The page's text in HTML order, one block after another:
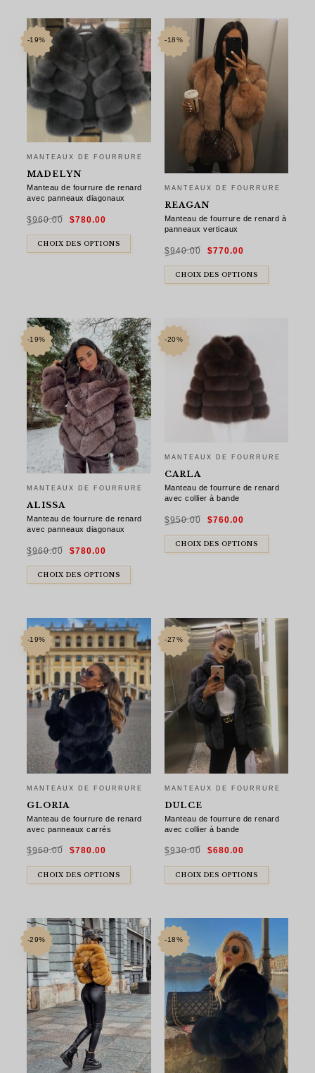
-19%
MANTEAUX DE FOURRURE
MADELYN
Manteau de fourrure de renard
avec panneaux diagonaux
$960.00
Le
prix
était :
$960.00.
$780.00
est :
$780.00.
CHOIX DES OPTIONS
-18%
MANTEAUX DE FOURRURE
REAGAN
Manteau de fourrure de renard à
panneaux verticaux
$940.00
Le
prix
était :
$940.00.
$770.00prix
est :
$770.00.
CHOIX DES OPTIONS
-19%
MANTEAUX DE FOURRURE
ALISSA
Manteau de fourrure de renard
avec panneaux diagonaux
$960.00
Le
prix
était :
$960.00.
$780.00
est :
$780.00.
CHOIX DES OPTIONS
-20%
MANTEAUX DE FOURRURE
CARLA
Manteau de fourrure de renard
avec collier à bande
$950.00 prix
était :
$950.00.
$760.00prix
est :
$760.00.
CHOIX DES OPTIONS
-19%
MANTEAUX DE FOURRURE
GLORIA
Manteau de fourrure de renard
avec panneaux carrés
$960.00
Le
prix
était :
$960.00.
$780.00
est :
$780.00.
CHOIX DES OPTIONS
-27%
MANTEAUX DE FOURRURE
DULCE
Manteau de fourrure de renard
avec collier à bande
$930.00
Le
prix
était :
$930.00.
$680.00prix
est :
$680.00.
CHOIX DES OPTIONS
-29% -18%